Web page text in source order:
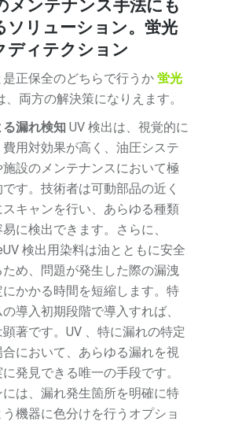
メンテナンス手法にも
ソリューション。蛍光
ディテクション
是正保全のどちらで行うか蛍光
、両方の解決策になりえます。
漏れ検知 UV 検出は、視覚的に
用対効果が高く、油圧システ
施設のメンテナンスにおいて極
す。技術者は可動部品の近く
キャンを行い、あらゆる種類
に検出できます。さらに、
検出用染料は油とともに安全
め、問題が発生した際の漏洩
かかる時間を短縮します。特
導入初期段階で導入すれば、
著です。UV 、特に漏れの特定
において、あらゆる漏れを視
発見できる唯一の手段です。
は、漏れ発生箇所を明確に特
機器に色分けを行うオプショ